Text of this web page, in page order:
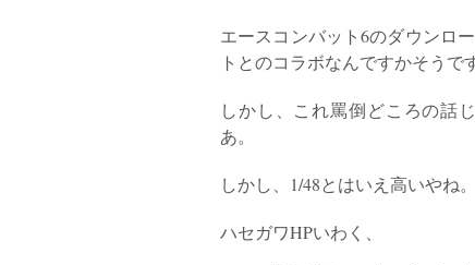
エースコンバット6のダウンロ
トとのコラボなんですかそうで
しかし、これ罵倒どころの話
あ。
しかし、1/48とはいえ高いやね。
ハセガワHPいわく、